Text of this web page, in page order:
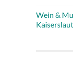
Wein &